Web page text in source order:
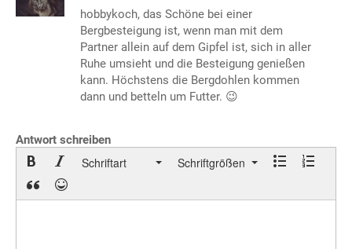
hobbykoch, das Schöne bei einer
Bergbesteigung ist, wenn man mit dem
Partner allein auf dem Gipfel ist, sich in aller
Ruhe umsieht und die Besteigung genießen
kann. Höchstens die Bergdohlen kommen
dann und betteln um Futter. 😉
Antwort schreiben
Schriftart Schriftgrößen